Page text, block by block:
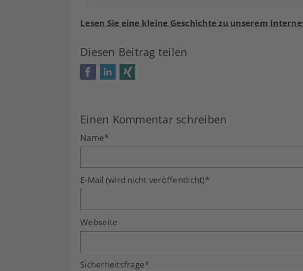
Lesen Sie eine kleine Geschichte zu unserem
Diesen Beitrag teilen
FacebookLinkedIn
Einen Kommentar schreiben
Name*
E-Mail (wird nicht veröffentlicht)*
Webseite
Sicherheitsfrage*